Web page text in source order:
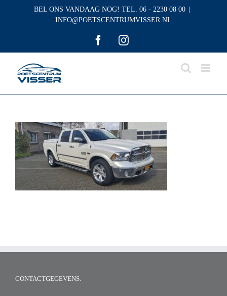
BEL ONS VANDAAG NOG! TEL. 06 - 2230 08 00
INFO@POETSCENTRUMVISSER.NL
FacebookInstagram
CONTACTGEGEVENS: